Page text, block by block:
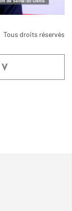
Tous droits réservés